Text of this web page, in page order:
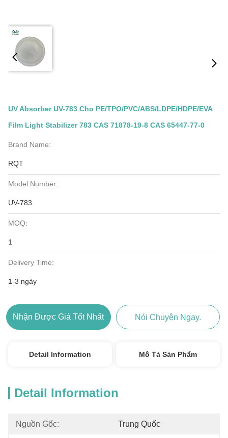
UV Absorber UV-783 Cho PE/TPO/PVC/ABS/LDPE/HDPE/EVA
Film Light Stabilizer 783 CAS 71878-19-8 CAS 65447-77-0
Brand Name:
RQT
Model Number:
UV-783
MOQ:
1
Delivery Time:
1-3 ngày
Nhận Được Giá Tốt Nhất Nói Chuyện Ngay.
Detail Information Mô Tả Sản Phẩm
Detail Information
Nguồn Gốc: Trung Quốc